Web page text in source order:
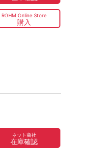
ROHM Online Store
購入
ネット商社
在庫確認